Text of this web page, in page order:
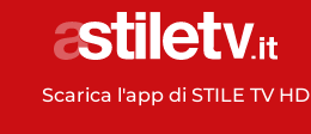
Scarica l'app di STILE TV HD